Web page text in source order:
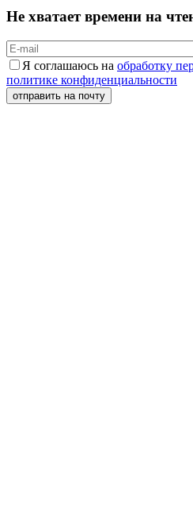
Не хватает времени на
Я соглашаюсь на обработку
политике конфиденциальности